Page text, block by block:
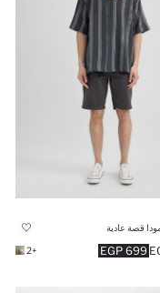
قصة عادية
699 EGP
+2